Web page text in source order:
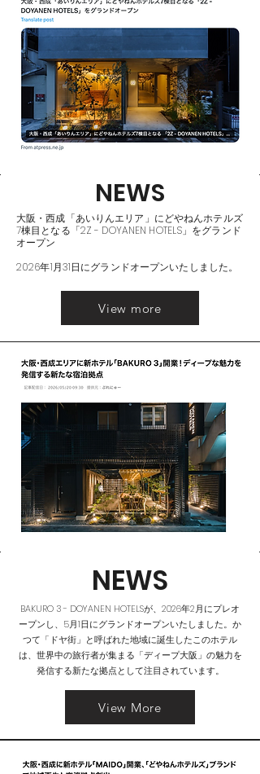
NEWS
大阪・西成「あいりんエリア」にどやねんホテルズ
7棟目となる「2Z - DOYANEN HOTELS」をグランド
オープン
2026年1月31日にグランドオープンいたしました。
View more
NEWS
BAKURO 3 - DOYANEN HOTELSが、2026年2月にプレオ
ープンし、5月1日にグランドオープンいたしました。か
つて「ドヤ街」と呼ばれた地域に誕生したこのホテル
は、世界中の旅行者が集まる「ディープ大阪」の魅力を
発信する新たな拠点として注目されています。
View More